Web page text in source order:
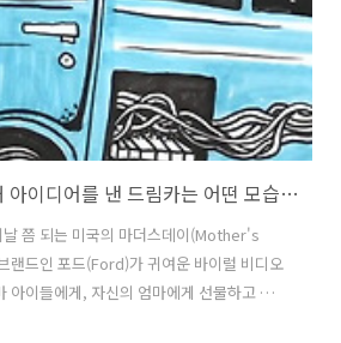
아이들이 엄마를 위해 아이디어를 낸 드림카는 어떤 모습일까? 포드(Ford)자동차의 마더스데이(Mother's Day) 바이럴 필름, Mother's Day Dream Car.
쯤 되는 미국의 마더스데이(Mother's
랜드인 포드(Ford)가 귀여운 바이럴 비디오
이들에게, 자신의 엄마에게 선물하고 싶은
기 한 후, 아이들의 동심을 담은 이야기를 실